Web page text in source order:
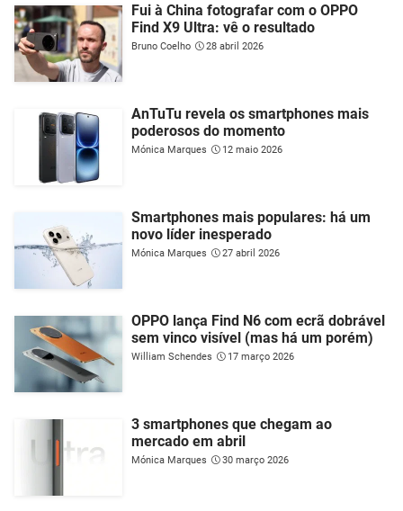
Fui à China fotografar com o OPPO
Find X9 Ultra: vê o resultado
Bruno Coelho 28 abril 2026
AnTuTu revela os smartphones mais
poderosos do momento
Mónica Marques 12 maio 2026
Smartphones mais populares: há um
novo líder inesperado
Mónica Marques 27 abril 2026
OPPO lança Find N6 com ecrã dobrável
sem vinco visível (mas há um porém)
William Schendes 17 março 2026
3 smartphones que chegam ao
mercado em abril
Mónica Marques 30 março 2026